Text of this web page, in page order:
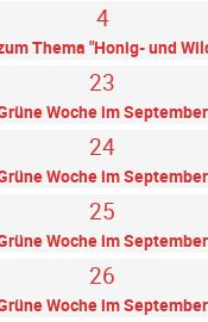
4
Thema "Honig- und
23
Woche im September
24
Woche im September
25
Woche im September
26
Woche im September